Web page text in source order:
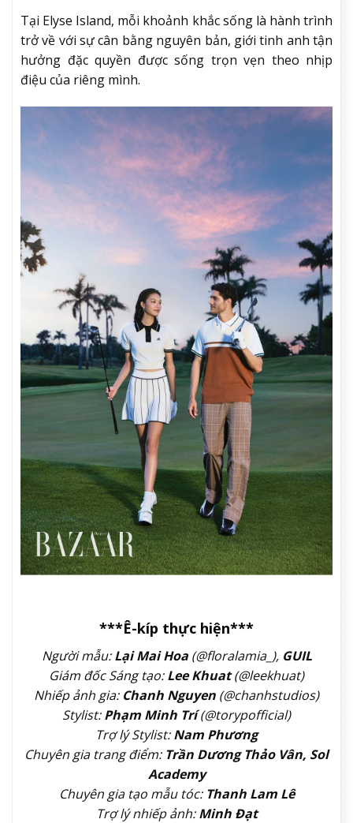
Tại Elyse Island, mỗi khoảnh khắc sống là hành trình
trở về với sự cân bằng nguyên bản, giới tinh anh tận
hưởng đặc quyền được sống trọn vẹn theo nhịp
điệu của riêng mình.
***Ê-kíp thực hiện***
Người mẫu:Lại Mai Hoa(@floralamia_), GUIL
Giám đốc Sáng tạo:Lee Khuat(@leekhuat)
Nhiếp ảnh gia: Chanh Nguyen (@chanhstudios)
Stylist:Phạm Minh Trí(@torypofficial)
Trợ lý Stylist:Nam Phương
Chuyên gia trang điểm: Trần Dương Thảo Vân, Sol
Academy
Chuyên gia tạo mẫu tóc: Thanh Lam Lê
Trợ lý nhiếp ảnh:Minh Đạt